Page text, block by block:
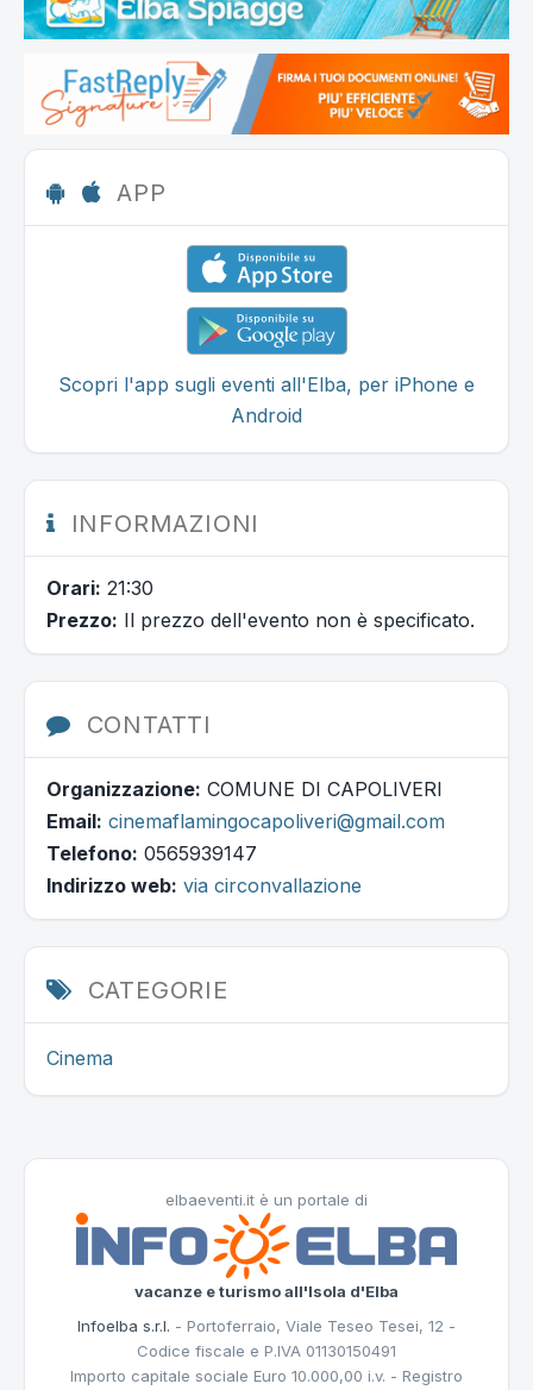
APP
Scopri l'app sugli eventi all'Elba, per iPhone e
Android
INFORMAZIONI
Orari: 21:30
Prezzo: Il prezzo dell'evento non è specificato.
CONTATTI
Organizzazione: COMUNE DI CAPOLIVERI
Email: cinemaflamingocapoliveri@gmail.com
Telefono: 0565939147
Indirizzo web: via circonvallazione
CATEGORIE
Cinema
elbaeventi.it è un portale di
vacanze e turismo all'Isola d'Elba
Infoelba s.r.l. - Portoferraio, Viale Teseo Tesei, 12 -
Codice fiscale e P.IVA 01130150491
Importo capitale sociale Euro 10.000,00 i.v. - Registro